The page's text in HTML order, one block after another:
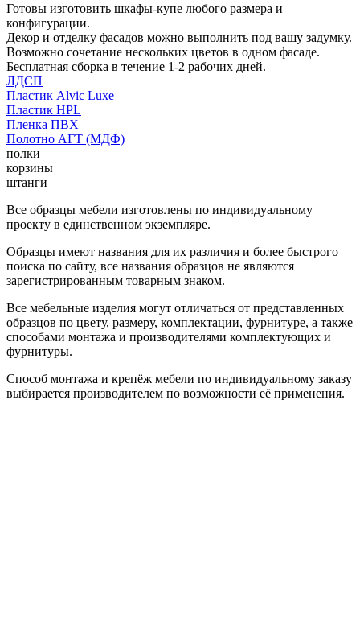
Готовы изготовить шкафы-купе любого размера и
конфигурации.
Декор и отделку фасадов можно выполнить под вашу задумку.
Возможно сочетание нескольких цветов в одном фасаде.
Бесплатная сборка в течение 1-2 рабочих дней.
ЛДСП
Пластик Alvic Luxe
Пластик HPL
Пленка ПВХ
Полотно АГТ (МДФ)
полки
корзины
штанги
Все образцы мебели изготовлены по индивидуальному
проекту в единственном экземпляре.
Образцы имеют названия для их различия и более быстрого
поиска по сайту, все названия образцов не являются
зарегистрированным товарным знаком.
Все мебельные изделия могут отличаться от представленных
образцов по цвету, размеру, комплектации, фурнитуре, а также
способами монтажа и производителями комплектующих и
фурнитуры.
Способ монтажа и крепёж мебели по индивидуальному заказу
выбирается производителем по возможности её применения.